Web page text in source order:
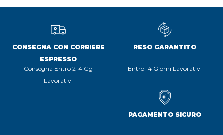
CONSEGNA CON CORRIERE
ESPRESSO
Consegna Entro 2-4 Gg
Lavorativi
RESO GARANTITO
Entro 14 Giorni Lavorativi
PAGAMENTO SICURO